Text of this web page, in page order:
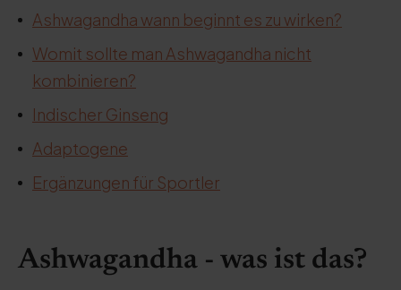
Ashwagandha wann beginnt es zu wirken?
Womit sollte man Ashwagandha nicht
kombinieren?
Indischer Ginseng
Adaptogene
Ergänzungen für Sportler
Ashwagandha - was ist das?